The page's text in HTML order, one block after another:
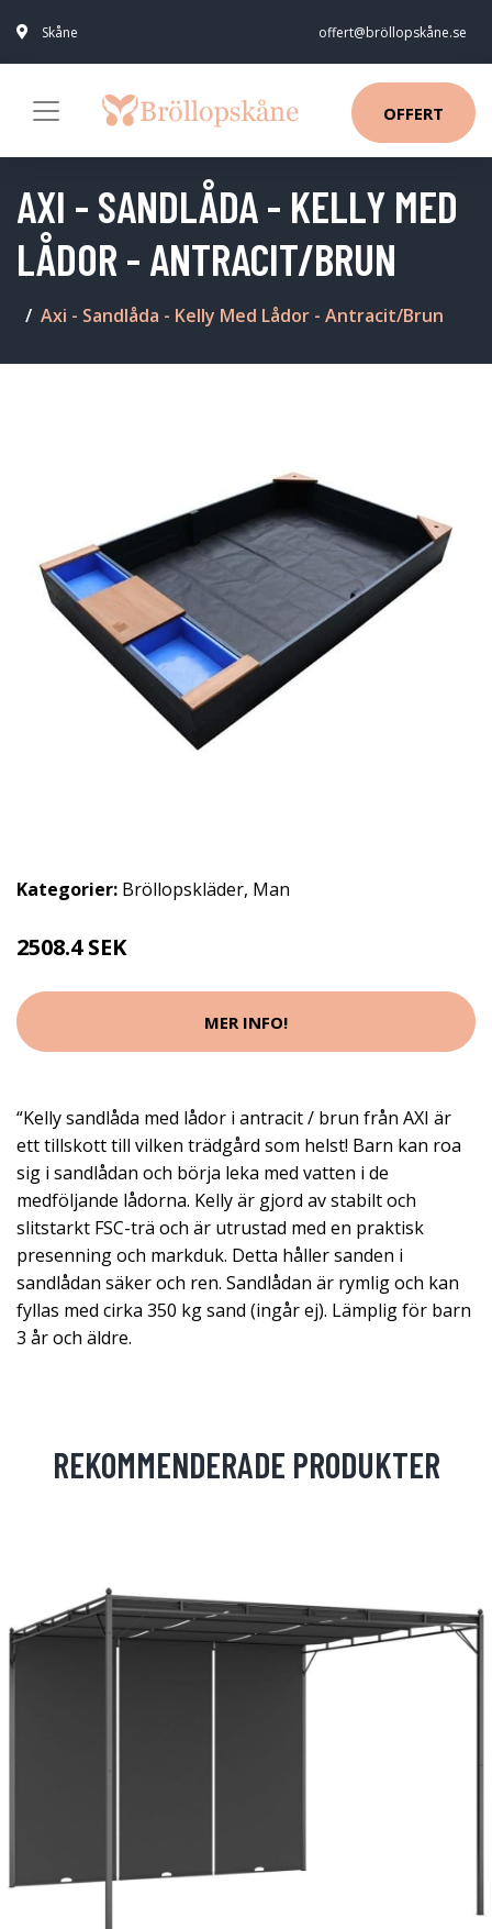
Skåne offert@bröllopskåne.se
OFFERT
AXI - SANDLÅDA - KELLY MED
LÅDOR - ANTRACIT/BRUN
Axi - Sandlåda - Kelly Med Lådor - Antracit/Brun
Kategorier: Bröllopskläder, Man
2508.4 SEK
MER INFO!
“Kelly sandlåda med lådor i antracit / brun från AXI är
ett tillskott till vilken trädgård som helst! Barn kan roa
sig i sandlådan och börja leka med vatten i de
medföljande lådorna. Kelly är gjord av stabilt och
slitstarkt FSC-trä och är utrustad med en praktisk
presenning och markduk. Detta håller sanden i
sandlådan säker och ren. Sandlådan är rymlig och kan
fyllas med cirka 350 kg sand (ingår ej). Lämplig för barn
3 år och äldre.
REKOMMENDERADE PRODUKTER